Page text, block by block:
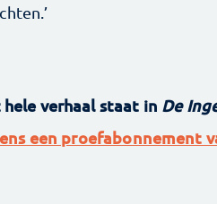
verhaal staat in De
een proefabonnement